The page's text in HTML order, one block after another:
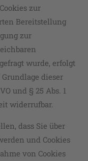
zur
Bereitstellung
zur
wurde, erfolgt
dieser
und § 25 Abs. 1
widerrufbar.
dass Sie über
und Cookies
von Cookies